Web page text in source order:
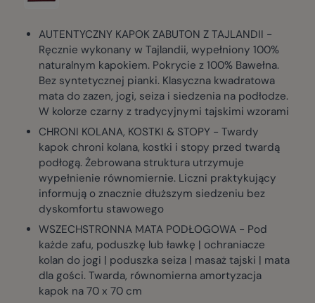
AUTENTYCZNY KAPOK ZABUTON Z TAJLANDII -
Ręcznie wykonany w Tajlandii, wypełniony 100%
naturalnym kapokiem. Pokrycie z 100% Bawełna.
Bez syntetycznej pianki. Klasyczna kwadratowa
mata do zazen, jogi, seiza i siedzenia na podłodze.
W kolorze czarny z tradycyjnymi tajskimi wzorami
CHRONI KOLANA, KOSTKI & STOPY - Twardy
kapok chroni kolana, kostki i stopy przed twardą
podłogą. Żebrowana struktura utrzymuje
wypełnienie równomiernie. Liczni praktykujący
informują o znacznie dłuższym siedzeniu bez
dyskomfortu stawowego
WSZECHSTRONNA MATA PODŁOGOWA - Pod
każde zafu, poduszkę lub ławkę | ochraniacze
kolan do jogi | poduszka seiza | masaż tajski | mata
dla gości. Twarda, równomierna amortyzacja
kapok na 70 x 70 cm